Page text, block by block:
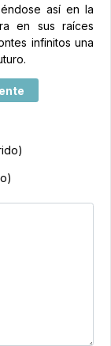
así en la
en sus raíces
infinitos una
siguiente: